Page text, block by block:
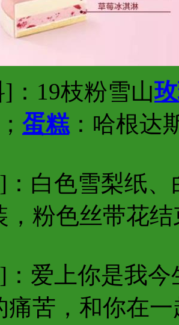
：19枝粉雪山
蛋糕：哈根达
：白色雪梨纸
，粉色丝带花
：爱上你是我
痛苦，和你在